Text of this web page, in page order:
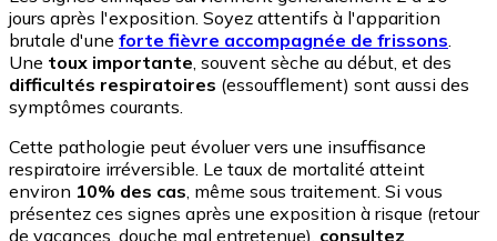
jours après l'exposition. Soyez attentifs à l'apparition
brutale d'une forte fièvre accompagnée de frissons
Une toux importante , souvent sèche au début, et des
difficultés respiratoires (essoufflement) sont aussi des
symptômes courants.
Cette pathologie peut évoluer vers une insuffisance
respiratoire irréversible. Le taux de mortalité atteint
environ 10% des cas , même sous traitement. Si vous
présentez ces signes après une exposition à risque (retour
de vacances, douche mal entretenue), consultez